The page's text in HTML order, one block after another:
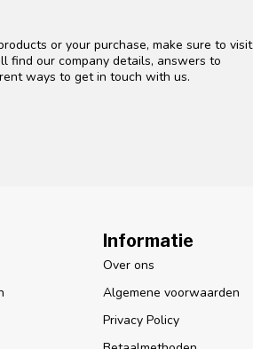
or your purchase, make sure to visit
find our company details, answers to
ways to get in touch with us.
Informatie
Over ons
Algemene voorwaarden
Privacy Policy